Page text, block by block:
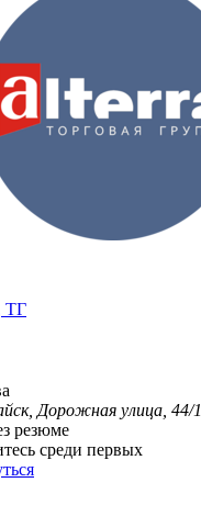
ТГ
Дорожная улица, 44/1
резюме
среди первых